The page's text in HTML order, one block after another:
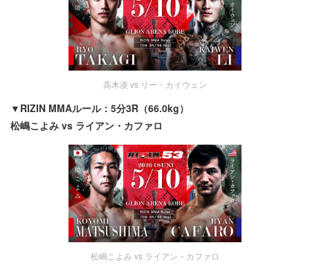
高木凌 vs リー・カイウェン
▼RIZIN MMAルール：5分3R（66.0kg）
松嶋こよみ vs ライアン・カファロ
松嶋こよみ vs ライアン・カファロ